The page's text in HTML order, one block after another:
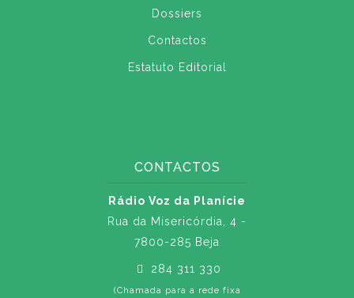
Dossiers
Contactos
Estatuto Editorial
CONTACTOS
Rádio Voz da Planície
Rua da Misericórdia, 4 -
7800-285 Beja
284 311 330
(Chamada para a rede fixa